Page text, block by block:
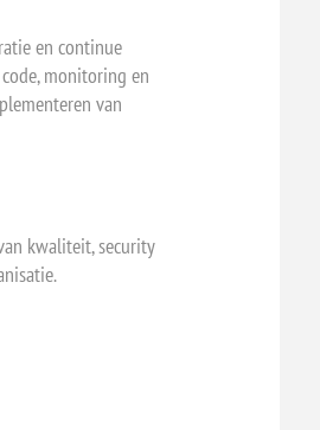
en continue
monitoring en
van
kwaliteit, security